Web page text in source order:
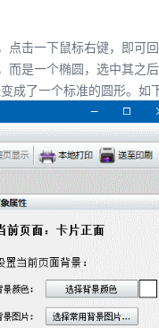
击一下鼠标右键，即可
是一个椭圆，选中其之
成了一个标准的圆形。如